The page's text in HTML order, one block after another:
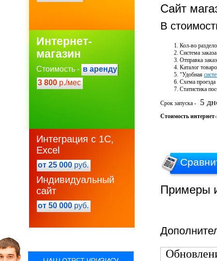
Интернет-
магазин
Стоимость - в аренду
3 800 р./мес
Интеграция с 1С,
Excel
от 25 000 руб.
Индивидуальный
сайт
от 50 000 руб.
Сайт
В
Кол-во
Система
Отправка
Каталог
"Удобная
Схема
Статистика
Срок запуска - 5
Стоимость
Примеры